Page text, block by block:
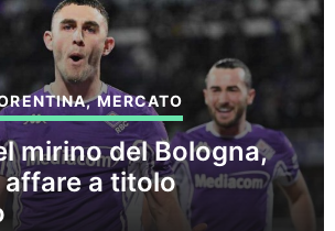
,MERCATO
mirino del Bologna,
a titolo